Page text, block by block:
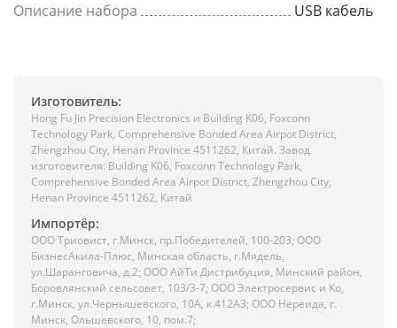
Описание набора
USB кабель
Изготовитель:
Hong Fu Jin Precision Electronics и Building K06, Foxconn
Technology Park, Comprehensive Bonded Area Airpot District,
Zhengzhou City, Henan Province 4511262, Китай. Завод
изготовителя: Building K06, Foxconn Technology Park,
Comprehensive Bonded Area Airpot District, Zhengzhou City,
Henan Province 4511262, Китай
Импортёр:
ООО Триовист, г.Минск, пр.Победителей, 100-203; ООО
БизнесАкила-Плюс, Минская область, г.Мядель,
ул.Шаранговича, д.2; ООО АйТи Дистрибуция, Минский район,
Боровлянский сельсовет, 103/3-7; ООО Электросервис и Ко,
г.Минск, ул.Чернышевского, 10А, к.412АЗ; ООО Нереида, г.
Минск, Ольшевского, 10, пом.7;